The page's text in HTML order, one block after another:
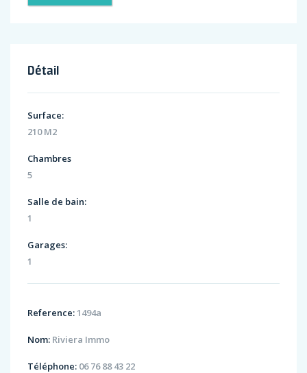
Détail
Surface:
210 M2
Chambres
5
Salle de bain:
1
Garages:
1
Reference: 1494a
Nom: Riviera Immo
Téléphone: 06 76 88 43 22